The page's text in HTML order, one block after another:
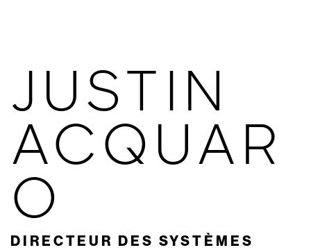
JUSTIN
ACQUAR
O
DIRECTEUR DES SYSTÈMES